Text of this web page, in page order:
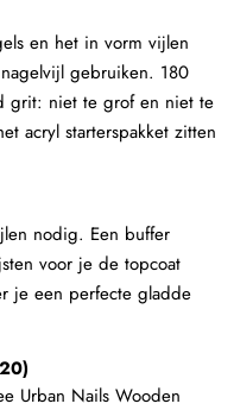
en het in vorm vijlen
gebruiken. 180
grit: niet te grof en niet te
acryl starterspakket zitten
nodig. Een buffer
voor je de topcoat
je een perfecte gladde
Urban Nails Wooden